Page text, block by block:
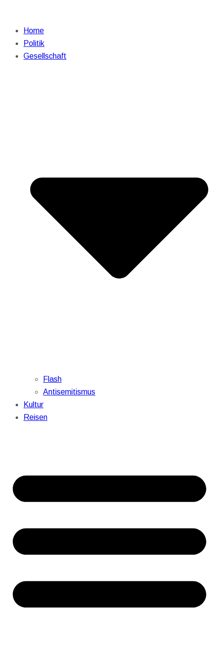
Home
Politik
Gesellschaft
Flash
Antisemitismus
Kultur
Reisen